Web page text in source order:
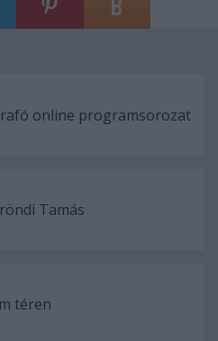
online programsorozat
Tamás
téren